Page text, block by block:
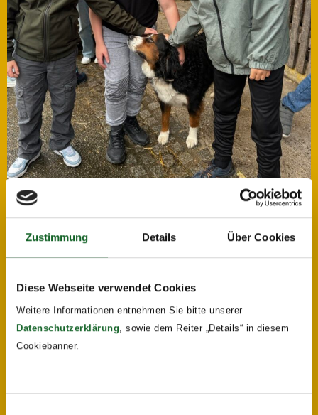
Zustimmung Details Über Cookies
Diese Webseite verwendet Cookies
Weitere Informationen entnehmen Sie bitte unserer
Datenschutzerklärung, sowie dem Reiter „Details“ in diesem
Cookiebanner.